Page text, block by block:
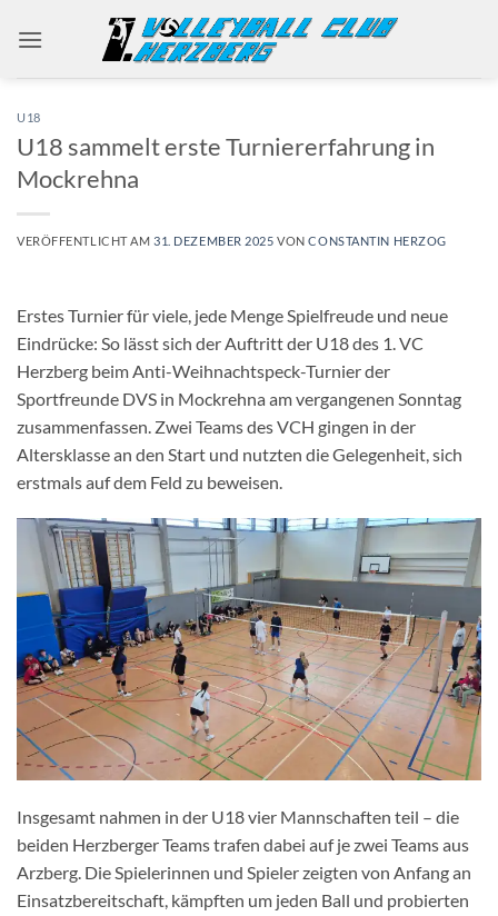
Inhalt
U18
U18 sammelt erste Turniererfahrung in
Mockrehna
VERÖFFENTLICHT AM 31. DEZEMBER 2025 VONCONSTANTIN HERZOG
Erstes Turnier für viele, jede Menge Spielfreude und neue
Eindrücke: So lässt sich der Auftritt der U18 des 1. VC
Herzberg beim Anti-Weihnachtspeck-Turnier der
Sportfreunde DVS in Mockrehna am vergangenen Sonntag
zusammenfassen. Zwei Teams des VCH gingen in der
Altersklasse an den Start und nutzten die Gelegenheit, sich
erstmals auf dem Feld zu beweisen.
Insgesamt nahmen in der U18 vier Mannschaften teil – die
beiden Herzberger Teams trafen dabei auf je zwei Teams aus
Arzberg. Die Spielerinnen und Spieler zeigten von Anfang an
Einsatzbereitschaft, kämpften um jeden Ball und probierten